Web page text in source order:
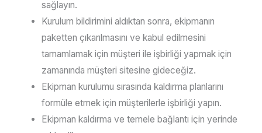
sağlayın.
Kurulum bildirimini aldıktan sonra, ekipmanın
paketten çıkarılmasını ve kabul edilmesini
tamamlamak için müşteri ile işbirliği yapmak için
zamanında müşteri sitesine gideceğiz.
Ekipman kurulumu sırasında kaldırma planlarını
formüle etmek için müşterilerle işbirliği yapın.
Ekipman kaldırma ve temele bağlantı için yerinde